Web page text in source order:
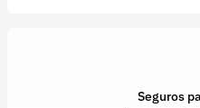
Seguros